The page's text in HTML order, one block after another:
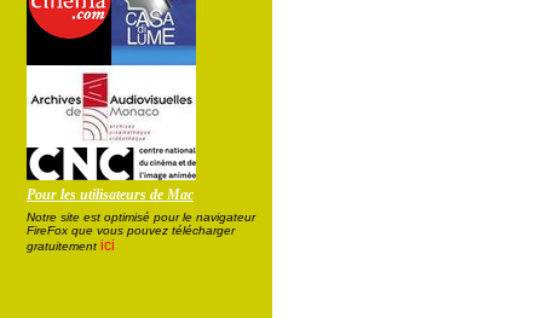
Pour les utilisateurs de Mac
Notre site est optimisé pour le navigateur
FireFox que vous pouvez télécharger
gratuitement ici